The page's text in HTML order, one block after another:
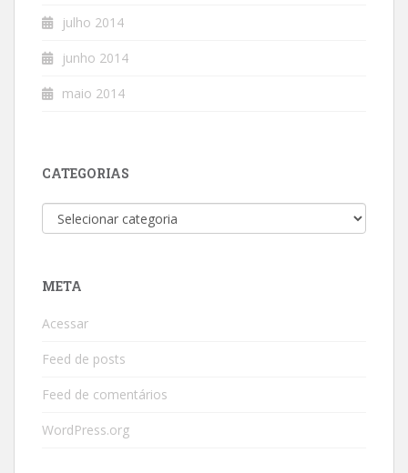
julho 2014
junho 2014
maio 2014
CATEGORIAS
Categorias
META
Acessar
Feed de posts
Feed de comentários
WordPress.org